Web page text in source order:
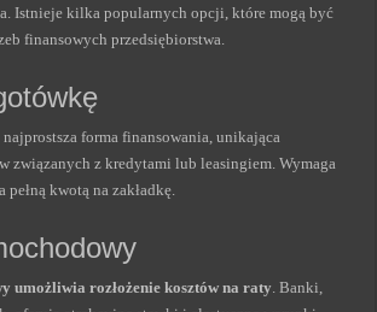
Istnieje kilka popularnych opcji, które mogą być
finansowych przedsiębiorstwa.
forma finansowania, unikająca
związanych z kredytami lub leasingiem. Wymaga
kwotą na zakładkę.
umożliwia rozłożenie kosztów na raty. Banki,